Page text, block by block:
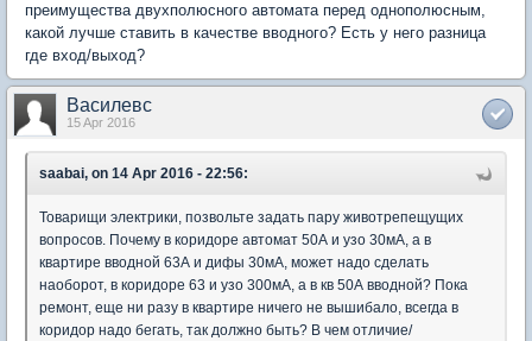
преимущества двухполюсного автомата перед однополюсным,
какой лучше ставить в качестве вводного? Есть у него разница
где вход/выход?
Василевс
15 Apr 2016
saabai, on 14 Apr 2016 - 22:56:
Товарищи электрики, позвольте задать пару животрепещущих
вопросов. Почему в коридоре автомат 50А и узо 30мА, а в
квартире вводной 63А и дифы 30мА, может надо сделать
наоборот, в коридоре 63 и узо 300мА, а в кв 50А вводной? Пока
ремонт, еще ни разу в квартире ничего не вышибало, всегда в
коридор надо бегать, так должно быть? В чем отличие/